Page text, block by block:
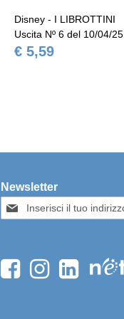
Disney - I LIBROTTINI
Uscita Nº 6 del 10/04/25
€ 5,59
Newsletter
Iscriviti
alla